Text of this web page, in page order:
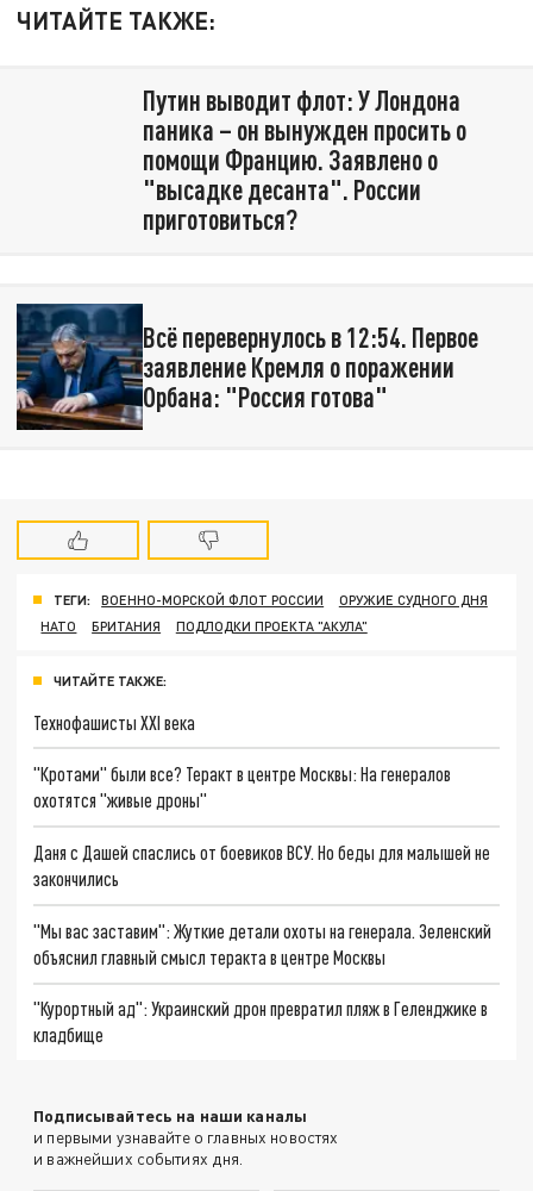
ЧИТАЙТЕ ТАКЖЕ:
Путин выводит флот: У Лондона
паника – он вынужден просить о
помощи Францию. Заявлено о
"высадке десанта". России
приготовиться?
Всё перевернулось в 12:54. Первое
заявление Кремля о поражении
Орбана: "Россия готова"
ТЕГИ: ВОЕННО-МОРСКОЙ ФЛОТ РОССИИ
ОРУЖИЕ СУДНОГО ДНЯ
НАТО
БРИТАНИЯ ПОДЛОДКИ ПРОЕКТА "АКУЛА"
ЧИТАЙТЕ ТАКЖЕ:
Технофашисты XXI века
"Кротами" были все? Теракт в центре Москвы: На генералов
охотятся "живые дроны"
Даня с Дашей спаслись от боевиков ВСУ. Но беды для малышей не
закончились
"Мы вас заставим": Жуткие детали охоты на генерала. Зеленский
объяснил главный смысл теракта в центре Москвы
"Курортный ад": Украинский дрон превратил пляж в Геленджике в
кладбище
Подписывайтесь на наши каналы
и первыми узнавайте о главных новостях
и важнейших событиях дня.